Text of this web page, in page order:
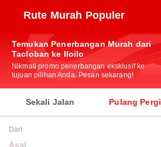
Rute Murah Populer
Temukan Penerbangan Murah dari
Tacloban ke Iloilo
Nikmati promo penerbangan eksklusif ke
tujuan pilihan Anda. Pesan sekarang!
Sekali Jalan Pulang Pergi
Dari
Asal